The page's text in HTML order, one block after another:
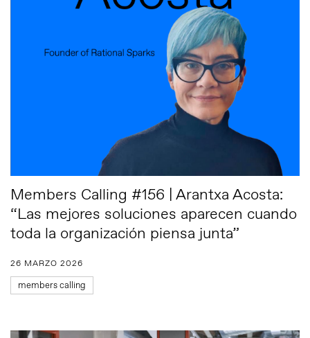
Members Calling #156 | Arantxa Acosta:
“Las mejores soluciones aparecen cuando
toda la organización piensa junta”
26 MARZO 2026
members calling